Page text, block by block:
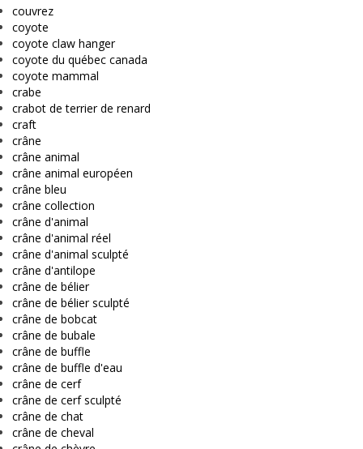
couvrez
coyote
coyote claw hanger
coyote du québec canada
coyote mammal
crabe
crabot de terrier de renard
craft
crâne
crâne animal
crâne animal européen
crâne bleu
crâne collection
crâne d'animal
crâne d'animal réel
crâne d'animal sculpté
crâne d'antilope
crâne de bélier
crâne de bélier sculpté
crâne de bobcat
crâne de bubale
crâne de buffle
crâne de buffle d'eau
crâne de cerf
crâne de cerf sculpté
crâne de chat
crâne de cheval